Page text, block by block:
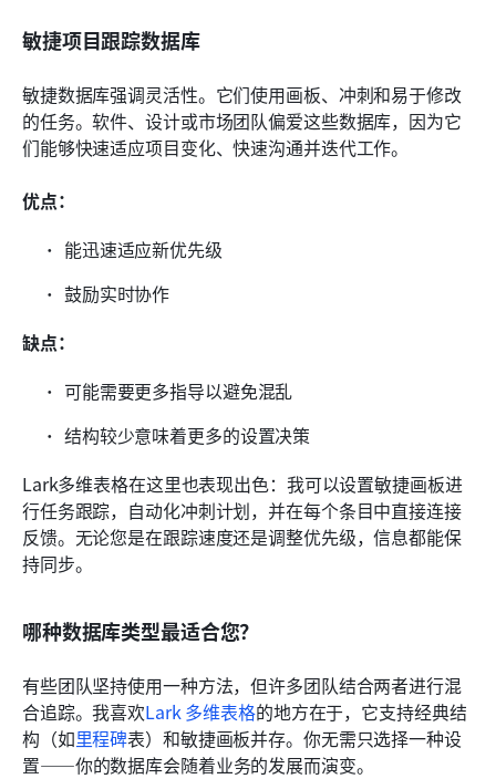
敏捷项目跟踪数据库
敏捷数据库强调灵活性。它们使用画板、冲刺和易于修改
的任务。软件、设计或市场团队偏爱这些数据库，因为它
们能够快速适应项目变化、快速沟通并迭代工作。
优点：
能迅速适应新优先级
鼓励实时协作
缺点：
可能需要更多指导以避免混乱
结构较少意味着更多的设置决策
Lark多维表格在这里也表现出色：我可以设置敏捷画板进
行任务跟踪，自动化冲刺计划，并在每个条目中直接连接
反馈。无论您是在跟踪速度还是调整优先级，信息都能保
持同步。
哪种数据库类型最适合您？
有些团队坚持使用一种方法，但许多团队结合两者进行混
合追踪。我喜欢Lark 多维表格的地方在于，它支持经典结
构（如里程碑表）和敏捷画板并存。你无需只选择一种设
置——你的数据库会随着业务的发展而演变。